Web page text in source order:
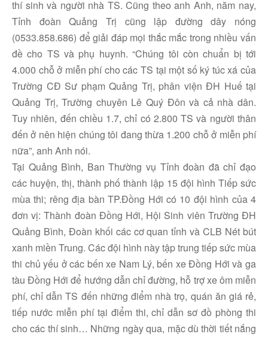
thí sinh và người nhà TS. Cũng theo anh Anh, năm nay,
Tỉnh đoàn Quảng Trị cũng lập đường dây nóng
(0533.858.686) để giải đáp mọi thắc mắc trong nhiều vấn
đề cho TS và phụ huynh. “Chúng tôi còn chuẩn bị tới
4.000 chỗ ở miễn phí cho các TS tại một số ký túc xá của
Trường CĐ Sư phạm Quảng Trị, phân viện ĐH Huế tại
Quảng Trị, Trường chuyên Lê Quý Đôn và cả nhà dân.
Tuy nhiên, đến chiều 1.7, chỉ có 2.800 TS và người thân
đến ở nên hiện chúng tôi đang thừa 1.200 chỗ ở miễn phí
nữa”, anh Anh nói.
Tại Quảng Bình, Ban Thường vụ Tỉnh đoàn đã chỉ đạo
các huyện, thị, thành phố thành lập 15 đội hình Tiếp sức
mùa thi; rêng địa bàn TP.Đồng Hới có 10 đội hình của 4
đơn vị: Thành đoàn Đồng Hới, Hội Sinh viên Trường ĐH
Quảng Bình, Đoàn khối các cơ quan tỉnh và CLB Nét bút
xanh miền Trung. Các đội hình này tập trung tiếp sức mùa
thi chủ yếu ở các bến xe Nam Lý, bến xe Đồng Hới và ga
tàu Đồng Hới để hướng dẫn chỉ đường, hỗ trợ xe ôm miễn
phí, chỉ dẫn TS đến những điểm nhà trọ, quán ăn giá rẻ,
tiếp nước miễn phí tại điểm thi, chỉ dẫn sơ đồ phòng thi
cho các thí sinh… Những ngày qua, mặc dù thời tiết nắng